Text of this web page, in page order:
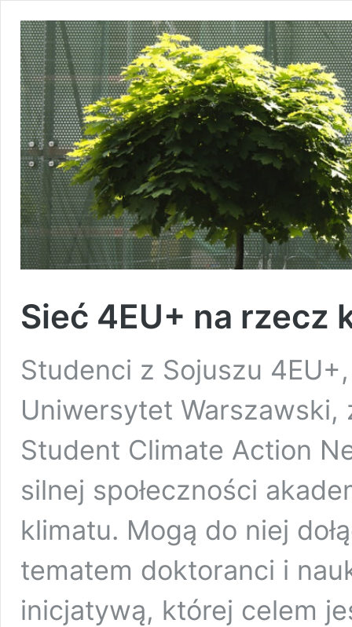
Sieć 4EU+ na rzecz
Studenci z Sojuszu
Uniwersytet Warszawski,
Student Climate Action
silnej społeczności
klimatu. Mogą do niej
tematem doktoranci i
inicjatywą, której celem